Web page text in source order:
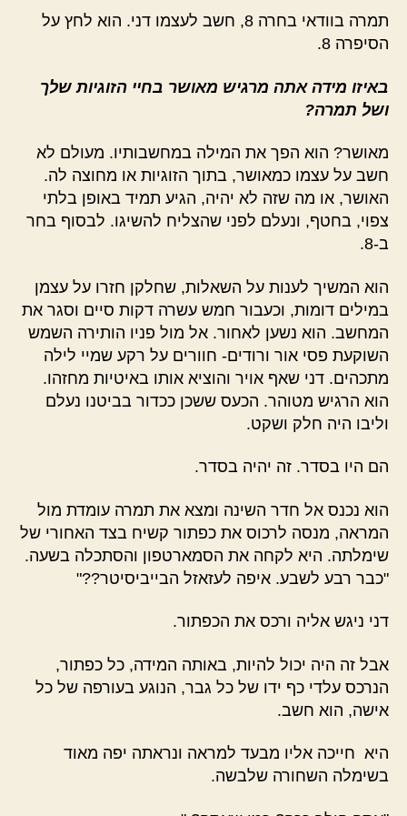
תמרה בוודאי בחרה 8, חשב לעצמו דני. הוא לחץ על
הסיפרה 8.
באיזו מידה אתה מרגיש מאושר בחיי הזוגיות שלך
ושל תמרה?
מאושר? הוא הפך את המילה במחשבותיו. מעולם לא
חשב על עצמו כמאושר, בתוך הזוגיות או מחוצה לה.
האושר, או מה שזה לא יהיה, הגיע תמיד באופן בלתי
צפוי, בחטף, ונעלם לפני שהצליח להשיגו. לבסוף בחר
ב-8.
הוא המשיך לענות על השאלות, שחלקן חזרו על עצמן
במילים דומות, וכעבור חמש עשרה דקות סיים וסגר את
המחשב. הוא נשען לאחור. אל מול פניו הותירה השמש
השוקעת פסי אור ורודים- חוורים על רקע שמיי לילה
מתכהים. דני שאף אויר והוציא אותו באיטיות מחזהו.
הוא הרגיש מטוהר. הכעס ששכן ככדור בביטנו נעלם
וליבו היה חלק ושקט.
הם היו בסדר. זה יהיה בסדר.
הוא נכנס אל חדר השינה ומצא את תמרה עומדת מול
המראה, מנסה לרכוס את כפתור קשיח בצד האחורי של
שימלתה. היא לקחה את הסמארטפון והסתכלה בשעה.
"כבר רבע לשבע. איפה לעזאזל הבייביסיטר??"
דני ניגש אליה ורכס את הכפתור.
אבל זה היה יכול להיות, באותה המידה, כל כפתור,
הנרכס עלדי כף ידו של כל גבר, הנוגע בעורפה של כל
אישה, הוא חשב.
היא חייכה אליו מבעד למראה ונראתה יפה מאוד
בשימלה השחורה שלבשה.